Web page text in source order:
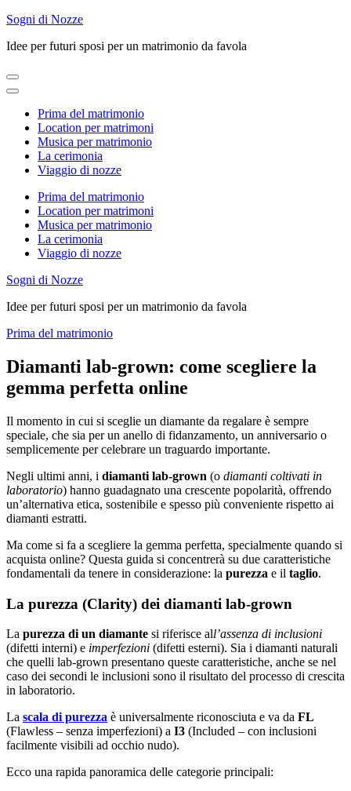
Skip
content
Enter)
Sogni di Nozze
Idee per futuri sposi per un matrimonio da favola
Prima del matrimonio
Location per matrimoni
Musica per matrimonio
La cerimonia
Viaggio di nozze
Prima del matrimonio
Location per matrimoni
Musica per matrimonio
La cerimonia
Viaggio di nozze
Sogni di Nozze
Idee per futuri sposi per un matrimonio da favola
Prima del matrimonio
Diamanti lab-grown: come scegliere la
gemma perfetta online
Il momento in cui si sceglie un diamante da regalare è sempre
speciale, che sia per un anello di fidanzamento, un anniversario o
semplicemente per celebrare un traguardo importante.
Negli ultimi anni, i diamanti lab-grown (o diamanti coltivati in
laboratorio) hanno guadagnato una crescente popolarità, offrendo
un’alternativa etica, sostenibile e spesso più conveniente rispetto ai
diamanti estratti.
Ma come si fa a scegliere la gemma perfetta, specialmente quando si
acquista online? Questa guida si concentrerà su due caratteristiche
fondamentali da tenere in considerazione: la purezza e il taglio.
La purezza (Clarity) dei diamanti lab-grown
La purezza di un diamante si riferisce all’assenza di inclusioni
(difetti interni) e imperfezioni (difetti esterni). Sia i diamanti naturali
che quelli lab-grown presentano queste caratteristiche, anche se nel
caso dei secondi le inclusioni sono il risultato del processo di crescita
in laboratorio.
La scala di purezza è universalmente riconosciuta e va da FL
(Flawless – senza imperfezioni) a I3 (Included – con inclusioni
facilmente visibili ad occhio nudo).
Ecco una rapida panoramica delle categorie principali: